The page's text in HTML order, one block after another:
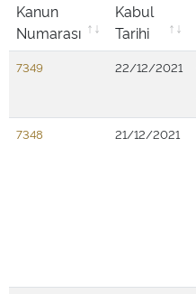
Kanun
Numarası
Kabul
Tarihi
7349 22/12/2021
7348
21/12/2021